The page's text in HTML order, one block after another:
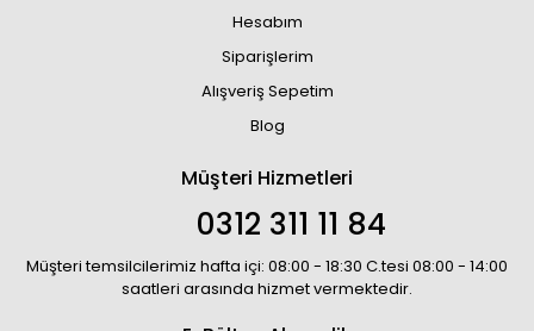
Hesabım
Siparişlerim
Alışveriş Sepetim
Blog
Müşteri Hizmetleri
0312 311 11 84
Müşteri temsilcilerimiz hafta içi: 08:00 - 18:30 C.tesi 08:00 - 14:00
saatleri arasında hizmet vermektedir.